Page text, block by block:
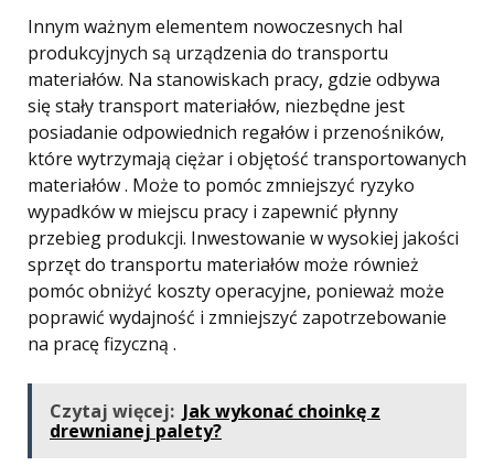
Innym ważnym elementem nowoczesnych hal
produkcyjnych są urządzenia do transportu
materiałów. Na stanowiskach pracy, gdzie odbywa
się stały transport materiałów, niezbędne jest
posiadanie odpowiednich regałów i przenośników,
które wytrzymają ciężar i objętość transportowanych
materiałów . Może to pomóc zmniejszyć ryzyko
wypadków w miejscu pracy i zapewnić płynny
przebieg produkcji. Inwestowanie w wysokiej jakości
sprzęt do transportu materiałów może również
pomóc obniżyć koszty operacyjne, ponieważ może
poprawić wydajność i zmniejszyć zapotrzebowanie
na pracę fizyczną .
Czytaj więcej: Jak wykonać choinkę z
drewnianej palety?